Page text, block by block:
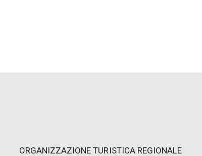
ORGANIZZAZIONE TURISTICA REGIONALE